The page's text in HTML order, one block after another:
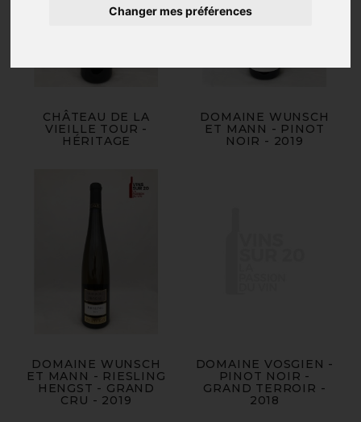
Changer mes préférences
CHÂTEAU DE LA
VIEILLE TOUR -
HÉRITAGE
DOMAINE WUNSCH
ET MANN - PINOT
NOIR - 2019
DOMAINE WUNSCH
ET MANN - RIESLING
HENGST - GRAND
CRU - 2019
DOMAINE VOSGIEN -
PINOT NOIR -
GRAND TERROIR -
2018